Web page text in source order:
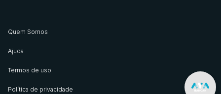
Quem Somos
Ajuda
Termos de uso
Política de privacidade